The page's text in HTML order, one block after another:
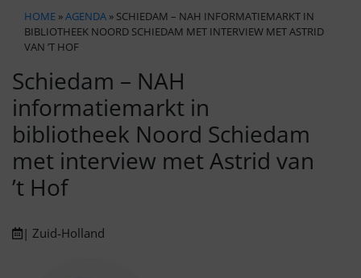
HOME »AGENDA » SCHIEDAM – NAH INFORMATIEMARKT IN
BIBLIOTHEEK NOORD SCHIEDAM MET INTERVIEW MET ASTRID
VAN ’T HOF
Schiedam – NAH
informatiemarkt in
bibliotheek Noord Schiedam
met interview met Astrid van
’t Hof
| Zuid-Holland